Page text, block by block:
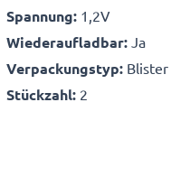
Spannung: 1,2V
Wiederaufladbar: Ja
Verpackungstyp: Blister
Stückzahl: 2